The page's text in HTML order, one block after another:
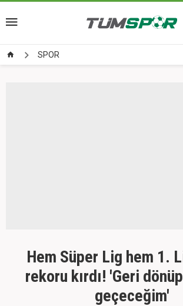
SPOR
Hem Süper Lig hem 1.
rekoru kırdı! 'Geri
geçeceğim'